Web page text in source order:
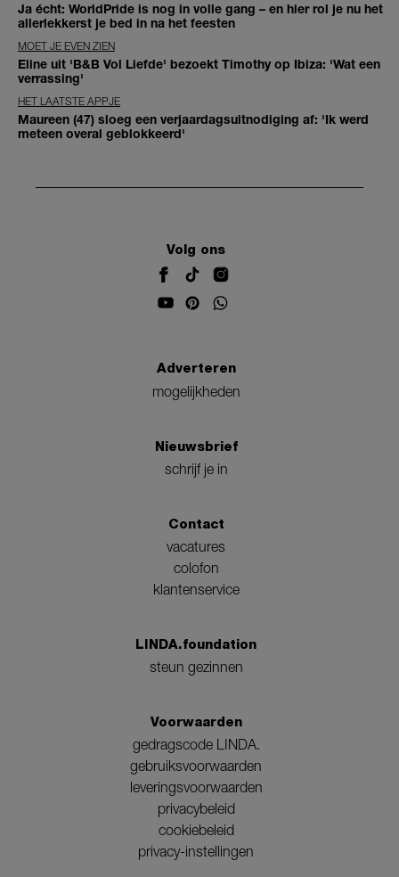
Ja écht: WorldPride is nog in volle gang – en hier rol je nu het
allerlekkerst je bed in na het feesten
MOET JE EVEN ZIEN
Eline uit 'B&B Vol Liefde' bezoekt Timothy op Ibiza: 'Wat een
verrassing'
HET LAATSTE APPJE
Maureen (47) sloeg een verjaardagsuitnodiging af: 'Ik werd
meteen overal geblokkeerd'
Volg ons
Adverteren
mogelijkheden
Nieuwsbrief
schrijf je in
Contact
vacatures
colofon
klantenservice
LINDA.foundation
steun gezinnen
Voorwaarden
gedragscode LINDA.
gebruiksvoorwaarden
leveringsvoorwaarden
privacybeleid
cookiebeleid
privacy-instellingen